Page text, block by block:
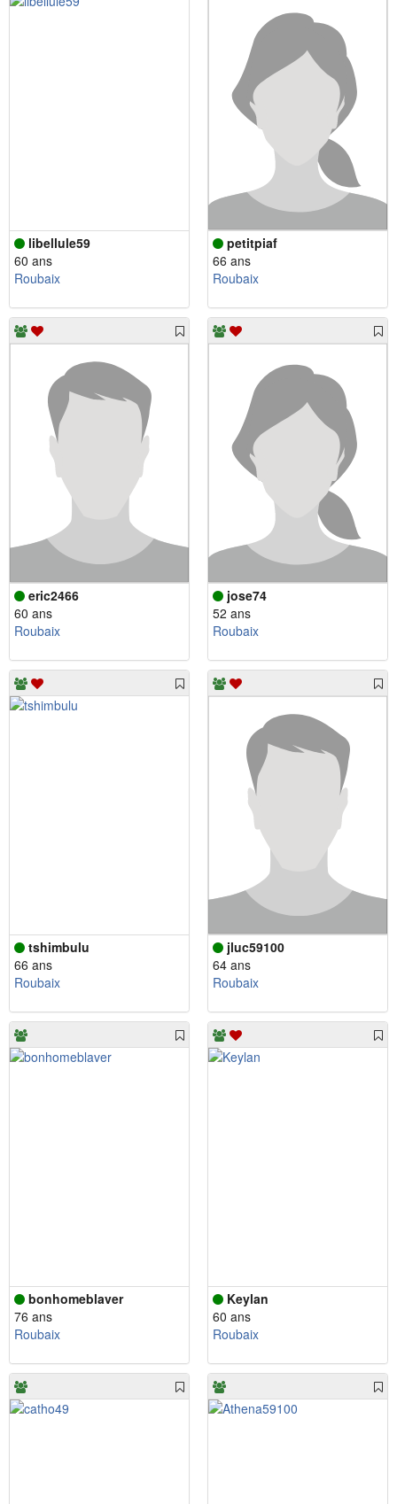
libellule59
60 ans
Roubaix
petitpiaf
66 ans
Roubaix
eric2466
60 ans
Roubaix
jose74
52 ans
Roubaix
tshimbulu
66 ans
Roubaix
jluc59100
64 ans
Roubaix
bonhomeblaver
76 ans
Roubaix
Keylan
60 ans
Roubaix